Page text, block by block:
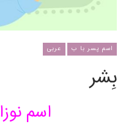
اسم پسر با ب عربی
بِشر
اسم